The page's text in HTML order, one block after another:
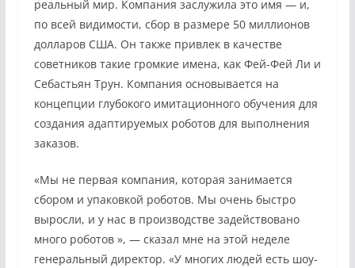
реальный мир. Компания заслужила это имя — и,
по всей видимости, сбор в размере 50 миллионов
долларов США. Он также привлек в качестве
советников такие громкие имена, как Фей-Фей Ли и
Себастьян Трун. Компания основывается на
концепции глубокого имитационного обучения для
создания адаптируемых роботов для выполнения
заказов.
«Мы не первая компания, которая занимается
сбором и упаковкой роботов. Мы очень быстро
выросли, и у нас в производстве задействовано
много роботов », — сказал мне на этой неделе
генеральный директор. «У многих людей есть шоу-